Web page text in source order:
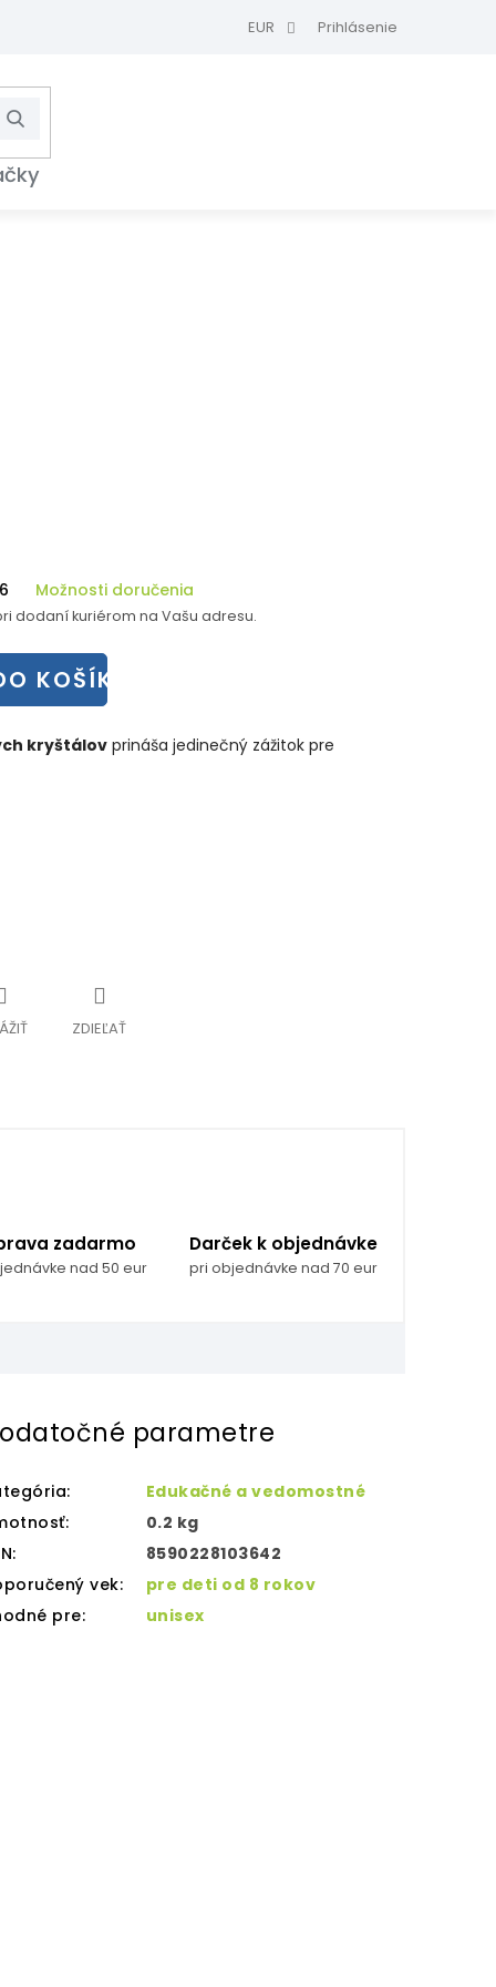
EUR Prihlásenie
Hľadať
Možnosti doručenia
dodaní kuriérom na Vašu adresu.
KOŠÍKA
kryštálov prináša jedinečný zážitok pre
ZDIEĽAŤ
zadarmo
nad 50 eur
Darček k objednávke
pri objednávke nad 70 eur
parametre
:
Edukačné a vedomostné
:
0.2 kg
:
8590228103642
vek:
pre deti od 8 rokov
pre: unisex